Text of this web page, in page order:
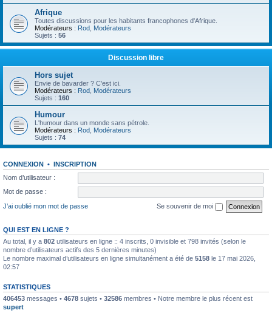
Afrique
Toutes discussions pour les habitants francophones d'Afrique.
Modérateurs : Rod Modérateurs
Sujets : 56
Discussion libre
Hors sujet
Envie de bavarder ? C'est ici.
Modérateurs : Rod Modérateurs
Sujets : 160
Humour
L'humour dans un monde sans pétrole.
Modérateurs : Rod Modérateurs
Sujets : 74
CONNEXION • INSCRIPTION
Nom d’utilisateur :
Mot de passe :
J’ai oublié mon mot de passe
Se souvenir de moi
QUI EST EN LIGNE ?
Au total, il y a 802 utilisateurs en ligne :: 4 inscrits, 0 invisible et 798 invités (selon le
nombre d’utilisateurs actifs des 5 dernières minutes)
Le nombre maximal d’utilisateurs en ligne simultanément a été de 5158 le 17 mai 2026,
02:57
STATISTIQUES
406453 messages • 4678 sujets • 32586 membres • Notre membre le plus récent est
supert